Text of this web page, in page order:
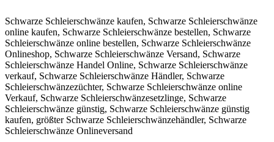
Schwarze Schleierschwänze kaufen, Schwarze Schleierschwänze
online kaufen, Schwarze Schleierschwänze bestellen, Schwarze
Schleierschwänze online bestellen, Schwarze Schleierschwänze
Onlineshop, Schwarze Schleierschwänze Versand, Schwarze
Schleierschwänze Handel Online, Schwarze Schleierschwänze
verkauf, Schwarze Schleierschwänze Händler, Schwarze
Schleierschwänzezüchter, Schwarze Schleierschwänze online
Verkauf, Schwarze Schleierschwänzesetzlinge, Schwarze
Schleierschwänze günstig, Schwarze Schleierschwänze günstig
kaufen, größter Schwarze Schleierschwänzehändler, Schwarze
Schleierschwänze Onlineversand